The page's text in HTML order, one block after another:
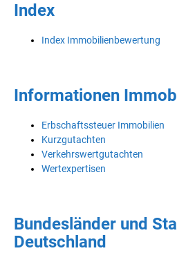
Index
Index Immobilienbewertung
Informationen
Erbschaftssteuer Immobilien
Kurzgutachten
Verkehrswertgutachten
Wertexpertisen
Bundesländer und
Deutschland